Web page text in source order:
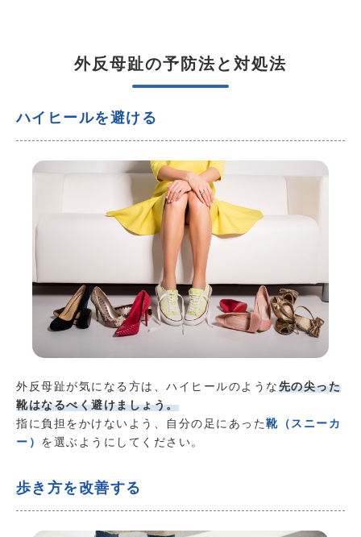
外反母趾の予防法と対処法
ハイヒールを避ける
外反母趾が気になる方は、ハイヒールのような先の尖った
靴はなるべく避けましょう。
指に負担をかけないよう、自分の足にあった靴（スニーカ
ー） を選ぶようにしてください。
歩き方を改善する